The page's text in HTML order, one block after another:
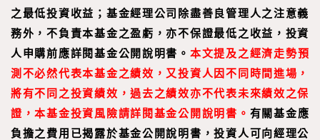
之最低投資收益；基金經理公司除盡善良管理人之注意義
務外，不負責本基金之盈虧，亦不保證最低之收益，投資
人申購前應詳閱基金公開說明書。 本文提及之經濟走勢預
測不必然代表本基金之績效，又投資人因不同時間進場，
將有不同之投資績效，過去之績效亦不代表未來績效之保
證，本基金投資風險請詳閱基金公開說明書。 有關基金應
負擔之費用已揭露於基金公開說明書，投資人可向經理公